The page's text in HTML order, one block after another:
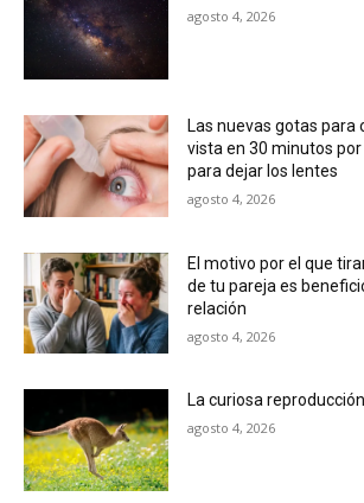
agosto 4, 2026
Las nuevas gotas para
vista en 30 minutos
para dejar los lentes
agosto 4, 2026
El motivo por el que
de tu pareja es
relación
agosto 4, 2026
La curiosa
agosto 4, 2026